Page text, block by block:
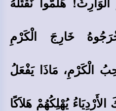
خَارِجَ الْكَرْمِ
الْكَرْمِ، مَاذَا يَفْعَلُ
الأَرْدِيَاءُ يُهْلِكُهُمْ هَلاَكًا